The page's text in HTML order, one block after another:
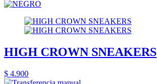
HIGH CROWN SNEAKERS
$ 4.900